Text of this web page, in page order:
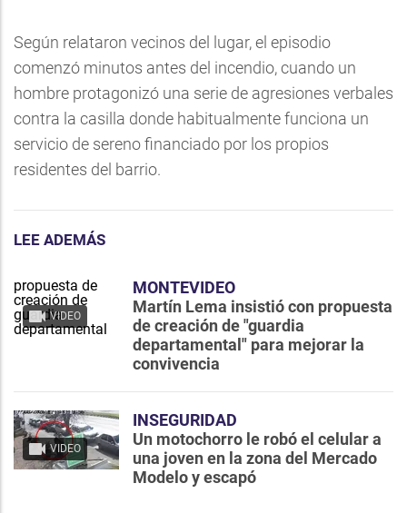
Según relataron vecinos del lugar, el episodio
comenzó minutos antes del incendio, cuando un
hombre protagonizó una serie de agresiones verbales
contra la casilla donde habitualmente funciona un
servicio de sereno financiado por los propios
residentes del barrio.
LEE ADEMÁS
VIDEO
MONTEVIDEO
Martín Lema insistió con propuesta
de creación de "guardia
departamental" para mejorar la
convivencia
VIDEO
INSEGURIDAD
Un motochorro le robó el celular a
una joven en la zona del Mercado
Modelo y escapó